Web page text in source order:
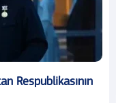
Respublikasının